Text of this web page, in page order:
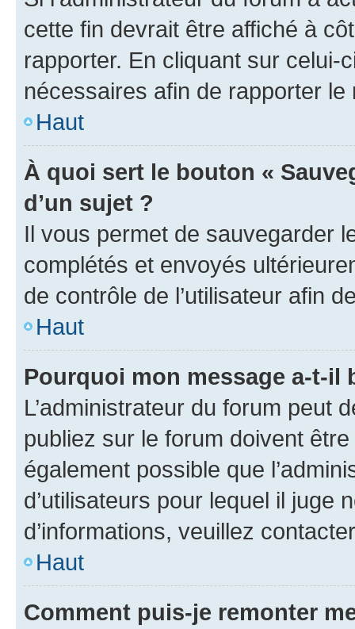
cette fin devrait être affiché à
rapporter. En cliquant sur
nécessaires afin de rapporter le
Haut
À quoi sert le bouton «
d’un sujet ?
Il vous permet de sauvegarder
complétés et envoyés
de contrôle de l’utilisateur afin
Haut
Pourquoi mon message a-t-il
L’administrateur du forum peut
publiez sur le forum doivent
également possible que
d’utilisateurs pour lequel il juge
d’informations, veuillez
Haut
Comment puis-je remonter